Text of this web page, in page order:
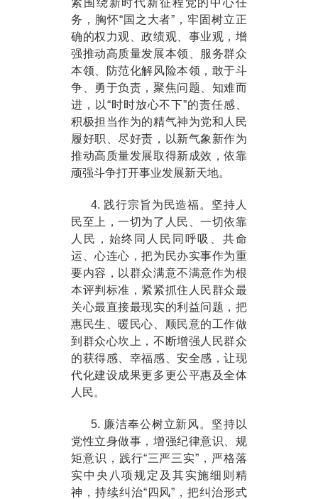
务，胸怀“国之大者”，牢固树立正
确的权力观、政绩观、事业观，增
强推动高质量发展本领、服务群众
本领、防范化解风险本领，敢于斗
争、勇于负责，聚焦问题、知难而
进，以“时时放心不下”的责任感、
积极担当作为的精气神为党和人民
履好职、尽好责，以新气象新作为
推动高质量发展取得新成效，依靠
顽强斗争打开事业发展新天地。
4. 践行宗旨为民造福。坚持人
民至上，一切为了人民、一切依靠
人民，始终同人民同呼吸、共命
运、心连心，把为民办实事作为重
要内容，以群众满意不满意作为根
本评判标准，紧紧抓住人民群众最
关心最直接最现实的利益问题，把
惠民生、暖民心、顺民意的工作做
到群众心坎上，不断增强人民群众
的获得感、幸福感、安全感，让现
代化建设成果更多更公平惠及全体
人民。
5. 廉洁奉公树立新风。坚持以
党性立身做事，增强纪律意识、规
矩意识，践行“三严三实”，严格落
实中央八项规定及其实施细则精
神，持续纠治“四风”，把纠治形式